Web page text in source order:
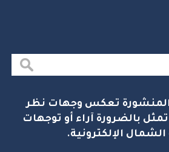
المنشورة تعكس وجهات نظر
بالضرورة آراء أو توجهات
الإلكترونية.